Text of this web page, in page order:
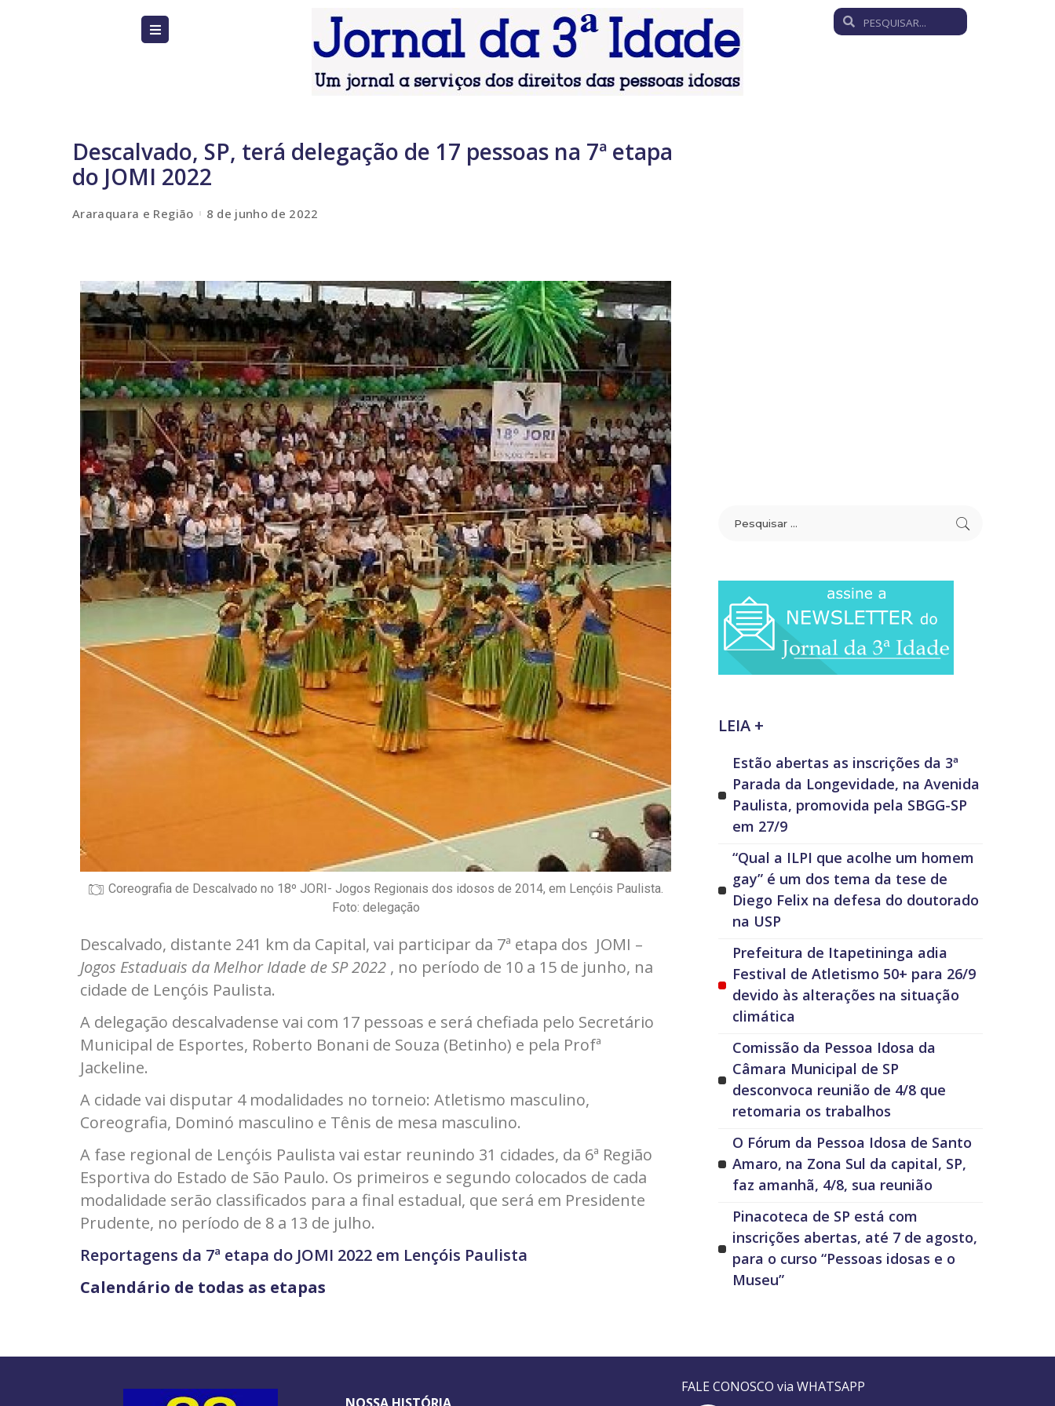
Descalvado, SP, terá delegação de 17 pessoas na 7ª etapa
do JOMI 2022
Araraquara e Região 8 de junho de 2022
Coreografia de Descalvado no 18º JORI- Jogos Regionais dos idosos de 2014, em Lençóis Paulista.
Foto: delegação
Descalvado, distante 241 km da Capital, vai participar da 7ª etapa dos JOMI –
Jogos Estaduais da Melhor Idade de SP 2022 , no período de 10 a 15 de junho, na
cidade de Lençóis Paulista.
A delegação descalvadense vai com 17 pessoas e será chefiada pelo Secretário
Municipal de Esportes, Roberto Bonani de Souza (Betinho) e pela Profª
Jackeline.
A cidade vai disputar 4 modalidades no torneio: Atletismo masculino,
Coreografia, Dominó masculino e Tênis de mesa masculino.
A fase regional de Lençóis Paulista vai estar reunindo 31 cidades, da 6ª Região
Esportiva do Estado de São Paulo. Os primeiros e segundo colocados de cada
modalidade serão classificados para a final estadual, que será em Presidente
Prudente, no período de 8 a 13 de julho.
Reportagens da 7ª etapa do JOMI 2022 em Lençóis Paulista
Calendário de todas as etapas
LEIA +
Estão abertas as inscrições da 3ª
Parada da Longevidade, na Avenida
Paulista, promovida pela SBGG-SP
em 27/9
“Qual a ILPI que acolhe um homem
gay” é um dos tema da tese de
Diego Felix na defesa do doutorado
na USP
Prefeitura de Itapetininga adia
Festival de Atletismo 50+ para 26/9
devido às alterações na situação
climática
Comissão da Pessoa Idosa da
Câmara Municipal de SP
desconvoca reunião de 4/8 que
retomaria os trabalhos
O Fórum da Pessoa Idosa de Santo
Amaro, na Zona Sul da capital, SP,
faz amanhã, 4/8, sua reunião
Pinacoteca de SP está com
inscrições abertas, até 7 de agosto,
para o curso “Pessoas idosas e o
Museu”
FALE CONOSCO via WHATSAPP